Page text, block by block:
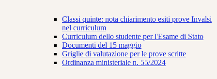
Classi quinte: nota chiarimento esiti prove Invalsi
nel curriculum
Curriculum dello studente per l'Esame di Stato
Documenti del 15 maggio
Griglie di valutazione per le prove scritte
Ordinanza ministeriale n. 55/2024